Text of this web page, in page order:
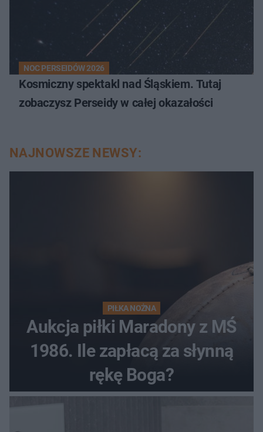
NOC PERSEIDÓW 2026
Kosmiczny spektakl nad Śląskiem. Tutaj
zobaczysz Perseidy w całej okazałości
NAJNOWSZE NEWSY:
PIŁKA NOŻNA
Aukcja piłki Maradony z MŚ
1986. Ile zapłacą za słynną
rękę Boga?